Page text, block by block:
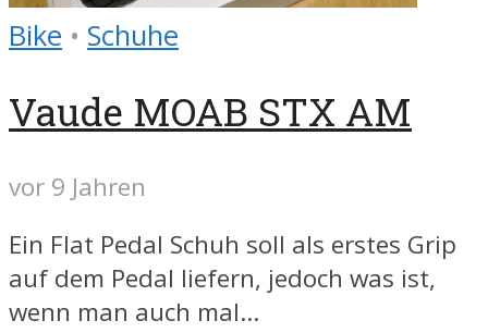
Bike • Schuhe
Vaude MOAB STX AM
vor 9 Jahren
Ein Flat Pedal Schuh soll als erstes Grip
auf dem Pedal liefern, jedoch was ist,
wenn man auch mal...